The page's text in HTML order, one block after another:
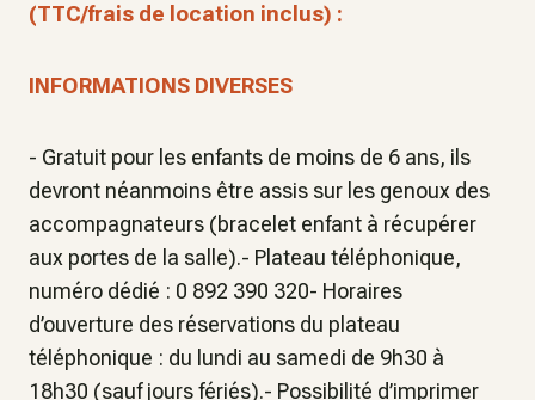
(TTC/frais de location inclus) :
INFORMATIONS DIVERSES
- Gratuit pour les enfants de moins de 6 ans, ils
devront néanmoins être assis sur les genoux des
accompagnateurs (bracelet enfant à récupérer
aux portes de la salle).- Plateau téléphonique,
numéro dédié : 0 892 390 320- Horaires
d’ouverture des réservations du plateau
téléphonique : du lundi au samedi de 9h30 à
18h30 (sauf jours fériés).- Possibilité d’imprimer